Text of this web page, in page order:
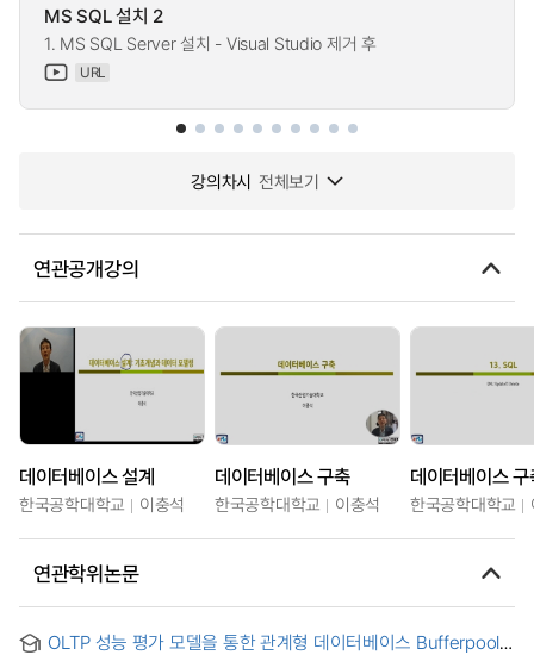
MS SQL 설치 2
1. MS SQL Server 설치 - Visual Studio 제거 후
URL
강의차시 전체보기
연관공개강의
데이터베이스 설계
한국공학대학교 이충석
데이터베이스 구축
한국공학대학교 이충석 한국공학대학교
연관학위논문
OLTP 성능 평가 모델을 통한 관계형 데이터베이스 Bufferpool